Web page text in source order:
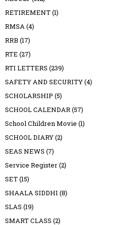
RETIREMENT(1)
RMSA(4)
RRB (17)
RTE (27)
RTI LETTERS (239)
SAFETY AND SECURITY(4)
SCHOLARSHIP (5)
SCHOOL CALENDAR(57)
School Children Movie (1)
SCHOOL DIARY(2)
SEAS NEWS (7)
Service Register(2)
SET(15)
SHAALA SIDDHI (8)
SLAS (19)
SMART CLASS (2)